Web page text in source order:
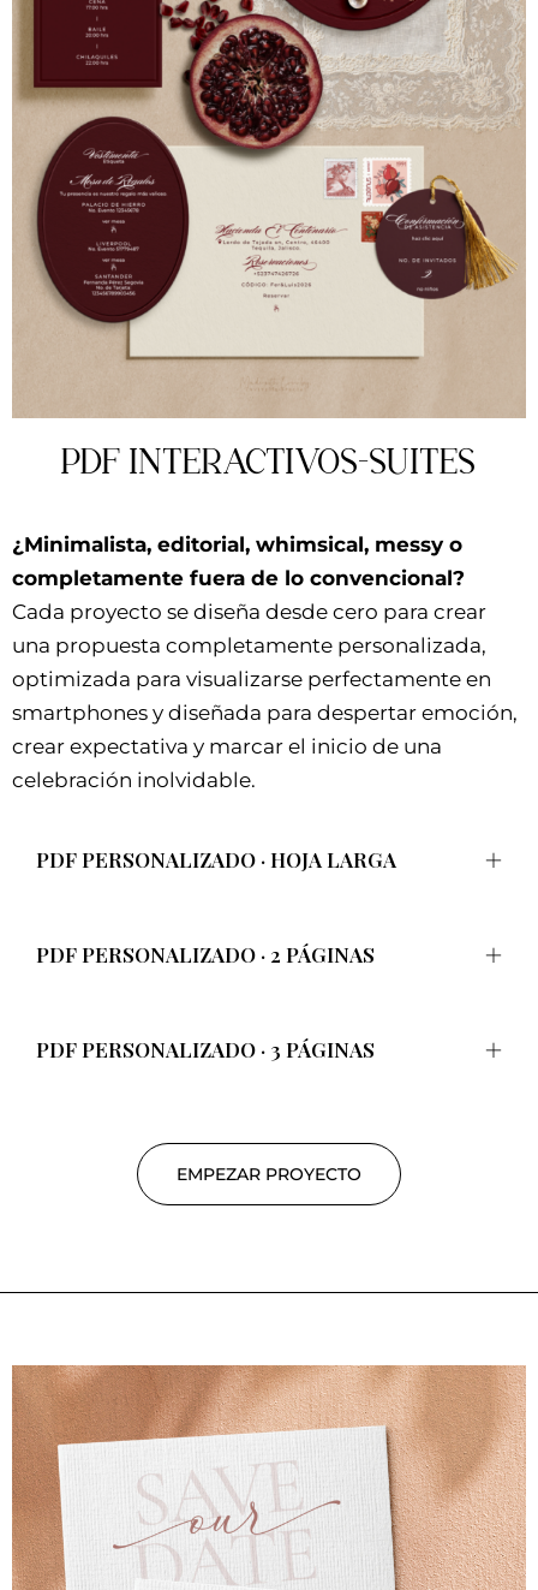
PDF INTERACTIVOS-SUITES
¿Minimalista, editorial, whimsical, messy o
completamente fuera de lo convencional?
Cada proyecto se diseña desde cero para crear
una propuesta completamente personalizada,
optimizada para visualizarse perfectamente en
smartphones y diseñada para despertar emoción,
crear expectativa y marcar el inicio de una
celebración inolvidable.
PDF PERSONALIZADO · HOJA LARGA
PDF PERSONALIZADO · 2 PÁGINAS
PDF PERSONALIZADO · 3 PÁGINAS
EMPEZAR PROYECTO